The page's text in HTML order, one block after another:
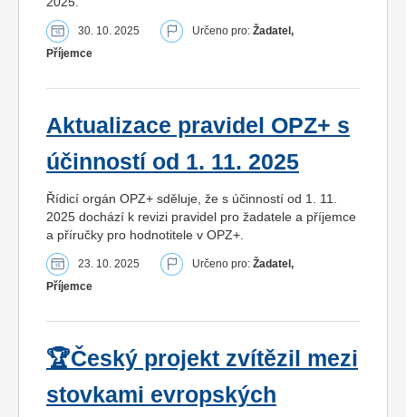
30. 10. 2025 Určeno pro: Žadatel,
Příjemce
Aktualizace pravidel OPZ+ s
účinností od 1. 11. 2025
Řídicí orgán OPZ+ sděluje, že s účinností od 1. 11.
2025 dochází k revizi pravidel pro žadatele a příjemce
a příručky pro hodnotitele v OPZ+.
23. 10. 2025 Určeno pro: Žadatel,
Příjemce
🏆Český projekt zvítězil mezi
stovkami evropských